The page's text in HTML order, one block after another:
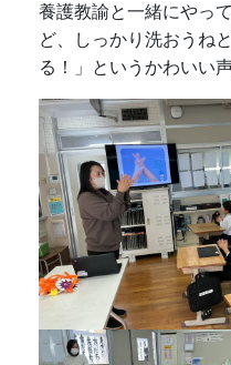
養護教諭と一緒にやっ
ど、しっかり洗おうね
る！」というかわいい